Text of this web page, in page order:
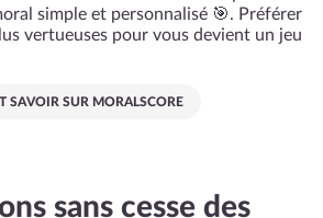
simple et personnalisé 🎯. Préférer
vertueuses pour vous devient un jeu
SAVOIR SUR MORALSCORE
sans cesse des